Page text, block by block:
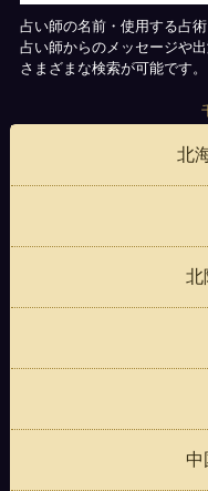
占い師の名前・使用する占術
占い師からのメッセージや
さまざまな検索が可能です。
北
北
中